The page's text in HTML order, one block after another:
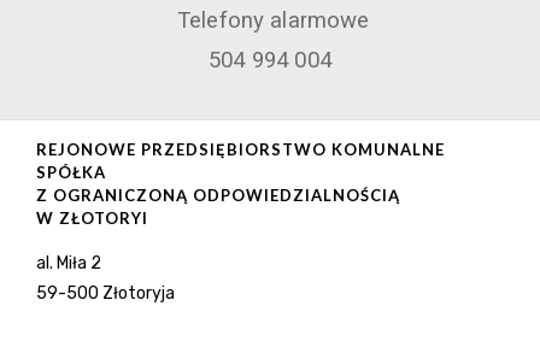
Telefony alarmowe
504 994 004
REJONOWE PRZEDSIĘBIORSTWO KOMUNALNE
SPÓŁKA
Z OGRANICZONĄ ODPOWIEDZIALNOŚCIĄ
W ZŁOTORYI
al. Miła 2
59-500 Złotoryja